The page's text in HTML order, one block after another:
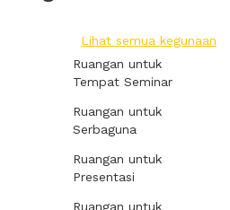
Lihat semua kegunaan
Ruangan untuk
Tempat Seminar
Ruangan untuk
Serbaguna
Ruangan untuk
Presentasi
Ruangan untuk